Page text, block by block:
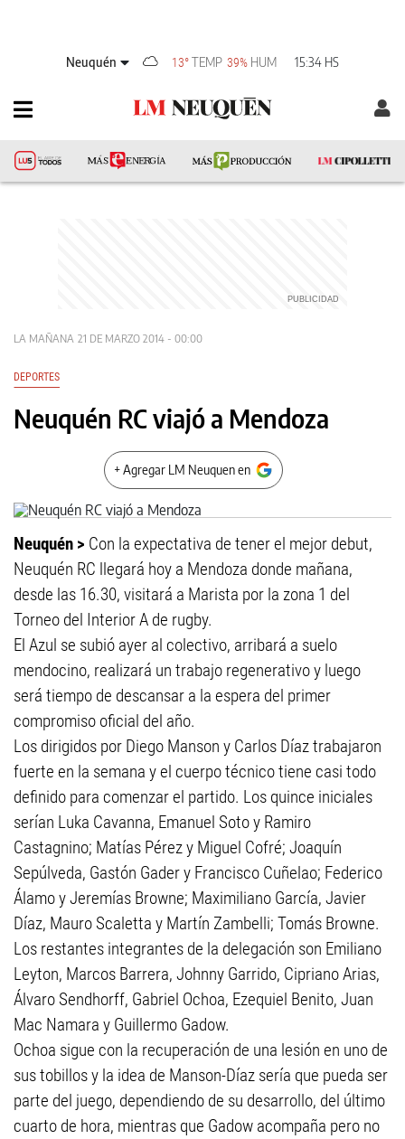
Neuquén 13° TEMP 39% HUM 15:34 HS
LA MAÑANA 21 DE MARZO 2014 - 00:00
DEPORTES
Neuquén RC viajó a Mendoza
+ Agregar LM Neuquen en
Neuquén > Con la expectativa de tener el mejor debut,
Neuquén RC llegará hoy a Mendoza donde mañana,
desde las 16.30, visitará a Marista por la zona 1 del
Torneo del Interior A de rugby.
El Azul se subió ayer al colectivo, arribará a suelo
mendocino, realizará un trabajo regenerativo y luego
será tiempo de descansar a la espera del primer
compromiso oficial del año.
Los dirigidos por Diego Manson y Carlos Díaz trabajaron
fuerte en la semana y el cuerpo técnico tiene casi todo
definido para comenzar el partido. Los quince iniciales
serían Luka Cavanna, Emanuel Soto y Ramiro
Castagnino; Matías Pérez y Miguel Cofré; Joaquín
Sepúlveda, Gastón Gader y Francisco Cuñelao; Federico
Álamo y Jeremías Browne; Maximiliano García, Javier
Díaz, Mauro Scaletta y Martín Zambelli; Tomás Browne.
Los restantes integrantes de la delegación son Emiliano
Leyton, Marcos Barrera, Johnny Garrido, Cipriano Arias,
Álvaro Sendhorff, Gabriel Ochoa, Ezequiel Benito, Juan
Mac Namara y Guillermo Gadow.
Ochoa sigue con la recuperación de una lesión en uno de
sus tobillos y la idea de Manson-Díaz sería que pueda ser
parte del juego, dependiendo de su desarrollo, del último
cuarto de hora, mientras que Gadow acompaña pero no